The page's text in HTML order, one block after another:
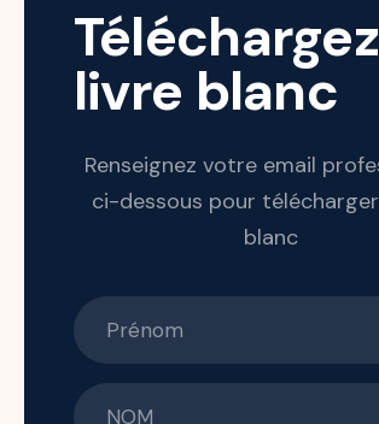
livre blanc
Renseignez votre email
ci-dessous pour
blanc